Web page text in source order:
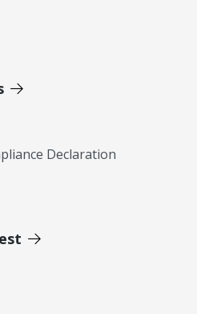
Declaration